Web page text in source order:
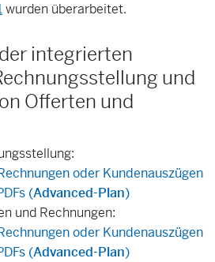
wurden überarbeitet.
integrierten
und
Offerten und
oder Kundenauszügen
(Advanced-Plan)
und Rechnungen:
oder Kundenauszügen
(Advanced-Plan)